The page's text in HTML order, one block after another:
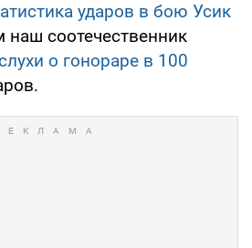
ударов в бою Усик
наш соотечественник
о гонораре в 100